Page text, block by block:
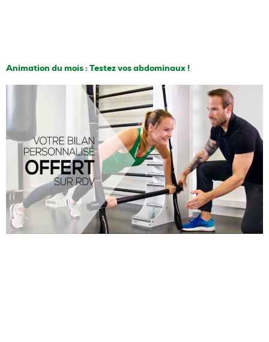
Animation du mois : Testez vos abdominaux !